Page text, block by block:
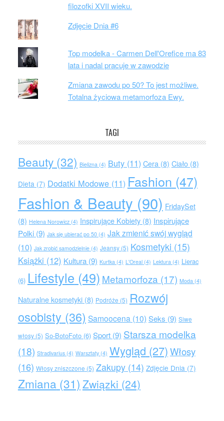
filozofki XVII wieku.
Zdjęcie Dnia #6
Top modelka - Carmen Dell'Orefice ma 83
lata i nadal pracuje w zawodzie
Zmiana zawodu po 50? To jest możliwe.
Totalna życiowa metamorfoza Ewy.
TAGI
Beauty(32) Bielizna(4) Buty(11) Cera(8) Ciało(8)
Dieta(7) Dodatki Modowe(11) Fashion (47)
Fashion & Beauty (90) FridaySet
(8) Helena Norowicz(4) Inspirujące Kobiety(8) Inspirujące
Polki(9) Jak się ubierać po 50(4) Jak zmienić swój wygląd
(10) Jak zrobić samodzielnie(4) Jeansy(5) Kosmetyki (15)
Książki (12) Kultura(9) Kurtka(4) L'Oreal(4) Lektura(4) Lierac
(6) Lifestyle (49) Metamorfoza (17) Moda(4)
Naturalne kosmetyki(8) Podróże (5) Rozwój
osobisty (36) Samoocena (10) Seks (9) Siwe
włosy(5) So-BotoFoto(6) Sport(9) Starsza modelka
(18) Stradivarius(4) Warsztaty(4) Wygląd (27)Włosy
(16) Włosy zniszczone (5) Zakupy(14) Zdjęcie Dnia(7)
Zmiana (31) Związki (24)